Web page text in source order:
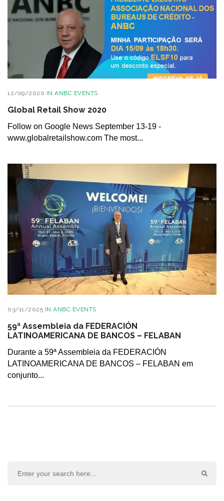
12/09/2020 IN ANBC EVENTS
Global Retail Show 2020
Follow on Google News September 13-19 -
www.globalretailshow.com The most...
03/11/2025 IN ANBC EVENTS
59ª Assembleia da FEDERACIÓN
LATINOAMERICANA DE BANCOS – FELABAN
Durante a 59ª Assembleia da FEDERACIÓN
LATINOAMERICANA DE BANCOS – FELABAN em
conjunto...